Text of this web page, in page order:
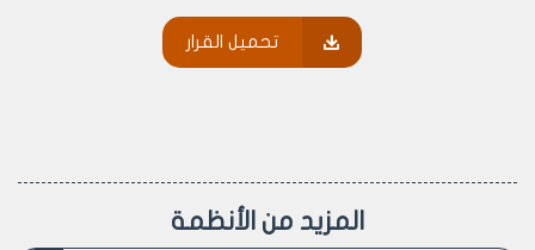
البناء القائم على المحضر المذكور والمثبت من قبل مكتب
الطبوغرافيا هو بدون ترخيص
نتيجه الاستفاده والزام مالك المحضر بالوجائب المعدله
تحميل القرار
المزيد من الأنظمة